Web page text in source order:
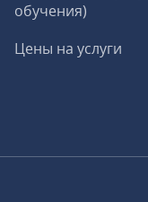
обучения)
Цены на услуги